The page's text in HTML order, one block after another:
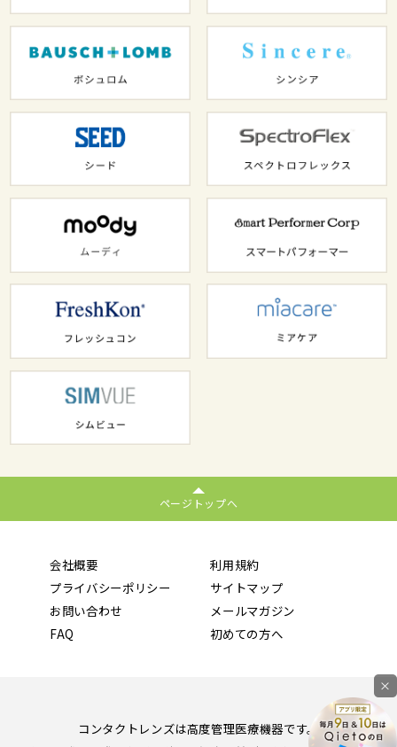
ページトップへ
会社概要
利用規約
プライバシーポリシー
サイトマップ
お問い合わせ
メールマガジン
FAQ
初めての方へ
コンタクトレンズは高度管理医療機器です。
×